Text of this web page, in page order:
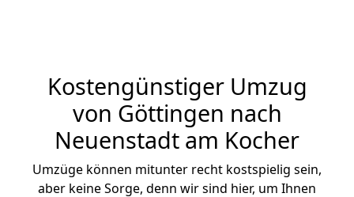
Kostengünstiger Umzug
von Göttingen nach
Neuenstadt am Kocher
Umzüge können mitunter recht kostspielig sein,
aber keine Sorge, denn wir sind hier, um Ihnen